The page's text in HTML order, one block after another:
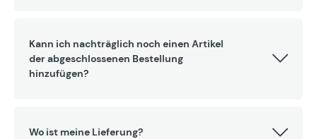
Kann ich nachträglich noch einen Artikel
der abgeschlossenen Bestellung
hinzufügen?
Wo ist meine Lieferung?